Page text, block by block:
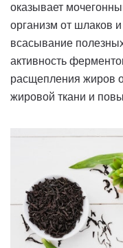
оказывает
организм от шлаков
всасывание
активность
расщепления жиров
жировой ткани и